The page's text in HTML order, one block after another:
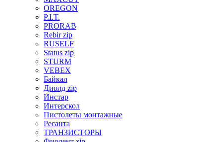
OREGON
P.I.T.
PRORAB
Rebir zip
RUSELF
Status zip
STURM
VEBEX
Байкал
Диолд zip
Инстар
Интерскол
Пистолеты монтажные
Ресанта
ТРАНЗИСТОРЫ